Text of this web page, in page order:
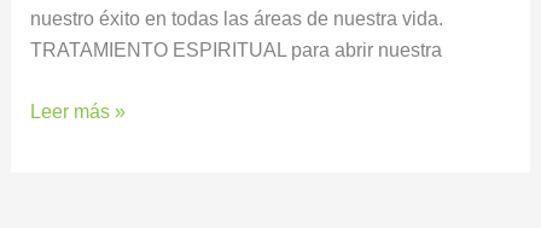
nuestro éxito en todas las áreas de nuestra vida.
TRATAMIENTO ESPIRITUAL para abrir nuestra
Leer más »